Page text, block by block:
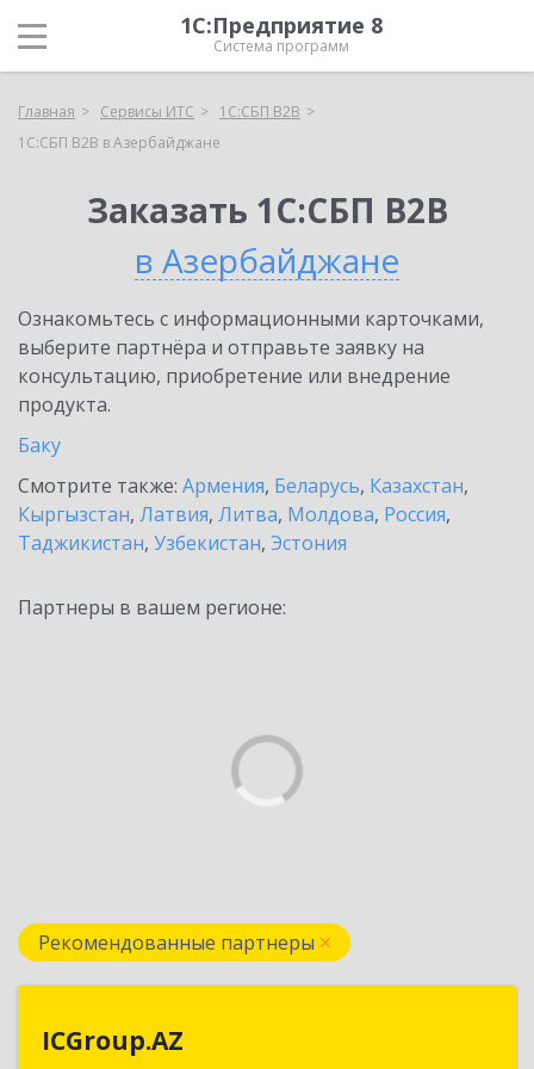
1С:Предприятие 8
Система программ
Главная Сервисы ИТС
1С:СБП B2B
1С:СБП B2B в Азербайджане
Заказать 1С:СБП B2B
в Азербайджане
Ознакомьтесь с информационными карточками,
выберите партнёра и отправьте заявку на
консультацию, приобретение или внедрение
продукта.
Баку
Смотрите также: Армения, Беларусь, Казахстан,
Кыргызстан, Латвия, Литва, Молдова, Россия,
Таджикистан, Узбекистан, Эстония
Партнеры в вашем регионе:
Рекомендованные партнеры
ICGroup.AZ